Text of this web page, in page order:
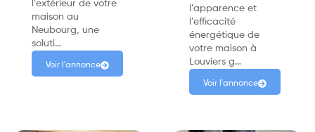
l’extérieur de votre
maison au
Neubourg, une
soluti…
Voir l'annonce
l’apparence et
l’efficacité
énergétique de
votre maison à
Louviers g…
Voir l'annonce